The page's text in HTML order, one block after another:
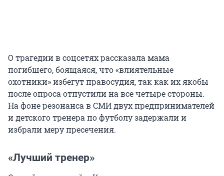
О трагедии в соцсетях рассказала мама
погибшего, боящаяся, что «влиятельные
охотники» избегут правосудия, так как их якобы
после опроса отпустили на все четыре стороны.
На фоне резонанса в СМИ двух предпринимателей
и детского тренера по футболу задержали и
избрали меру пресечения.
«Лучший тренер»